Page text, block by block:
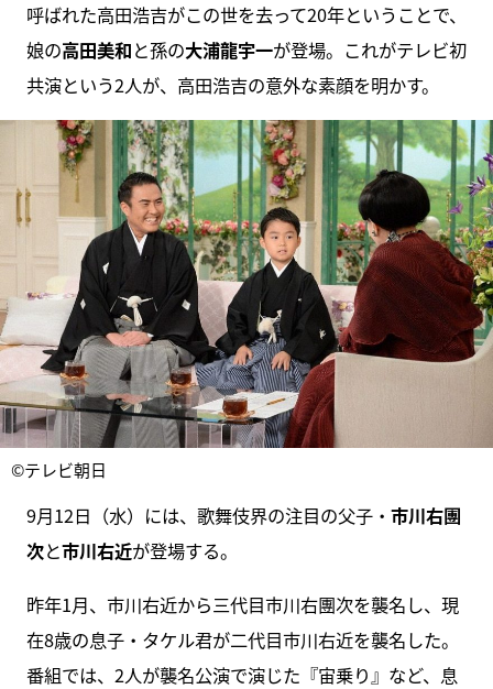
呼ばれた高田浩吉がこの世を去って20年ということで、
娘の高田美和と孫の大浦龍宇一が登場。これがテレビ初
共演という2人が、高田浩吉の意外な素顔を明かす。
©テレビ朝日
9月12日（水）には、歌舞伎界の注目の父子・ 市川右團
次と市川右近が登場する。
昨年1月、市川右近から三代目市川右團次を襲名し、現
在8歳の息子・タケル君が二代目市川右近を襲名した。
番組では、2人が襲名公演で演じた『宙乗り』など、息